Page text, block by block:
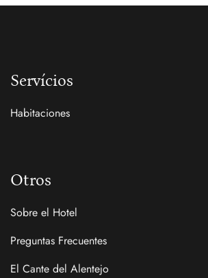
Servícios
Habitaciones
Otros
Sobre el Hotel
Preguntas Frecuentes
El Cante del Alentejo